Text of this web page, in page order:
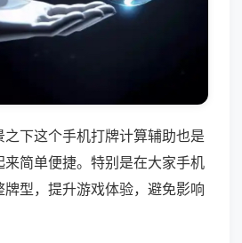
之下这个手机打牌计算辅助也是
来简单便捷。特别是在大家手机
型，提升游戏体验，避免影响